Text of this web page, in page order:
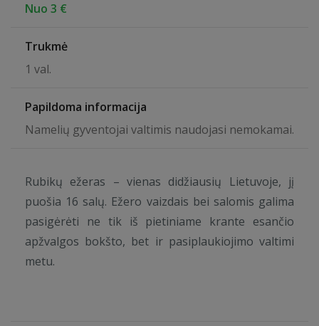
Nuo 3 €
Trukmė
1 val.
Papildoma informacija
Namelių gyventojai valtimis naudojasi nemokamai.
Rubikų ežeras – vienas didžiausių Lietuvoje, jį
puošia 16 salų. Ežero vaizdais bei salomis galima
pasigėrėti ne tik iš pietiniame krante esančio
apžvalgos bokšto, bet ir pasiplaukiojimo valtimi
metu.